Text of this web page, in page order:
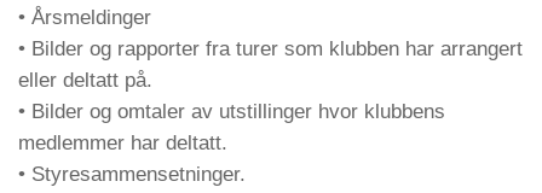
• Årsmeldinger
• Bilder og rapporter fra turer som klubben har arrangert
eller deltatt på.
• Bilder og omtaler av utstillinger hvor klubbens
medlemmer har deltatt.
• Styresammensetninger.